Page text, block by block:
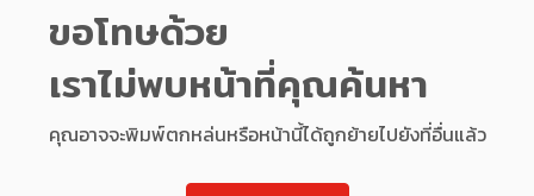
ขอโทษด้วย
เราไม่พบหน้าที่คุณค้นหา
คุณอาจจะพิมพ์ตกหล่นหรือหน้านี้ได้ถูกย้ายไปยังที่อื่นแล้ว